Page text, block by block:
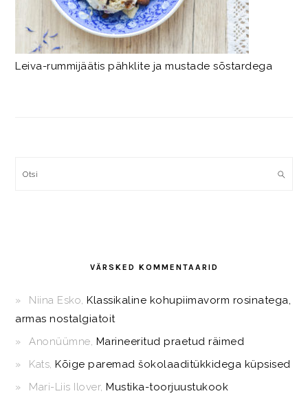
Leiva-rummijäätis pähklite ja mustade sõstardega
Otsi
VÄRSKED KOMMENTAARID
Niina Esko,Klassikaline kohupiimavorm rosinatega,
armas nostalgiatoit
Anonüümne, Marineeritud praetud räimed
Kats,Kõige paremad šokolaaditükkidega küpsised
Mari-Liis Ilover,Mustika-toorjuustukook